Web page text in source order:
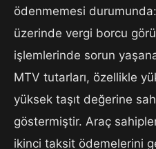
ödenmemesi
üzerinde vergi borcu
işlemlerinde sorun
MTV tutarları, özellikle
yüksek taşıt değerine
göstermiştir. Araç
ikinci taksit ödemelerini